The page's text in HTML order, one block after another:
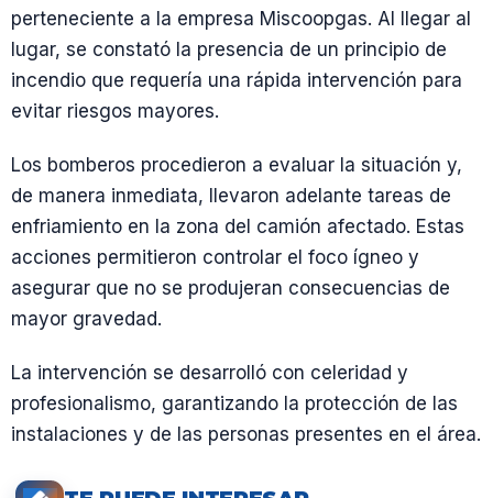
perteneciente a la empresa Miscoopgas. Al llegar al
lugar, se constató la presencia de un principio de
incendio que requería una rápida intervención para
evitar riesgos mayores.
Los bomberos procedieron a evaluar la situación y,
de manera inmediata, llevaron adelante tareas de
enfriamiento en la zona del camión afectado. Estas
acciones permitieron controlar el foco ígneo y
asegurar que no se produjeran consecuencias de
mayor gravedad.
La intervención se desarrolló con celeridad y
profesionalismo, garantizando la protección de las
instalaciones y de las personas presentes en el área.